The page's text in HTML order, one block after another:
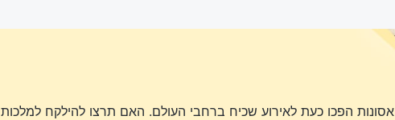
אסונות הפכו כעת לאירוע שכיח ברחבי העולם. האם תרצו להילקח למלכות